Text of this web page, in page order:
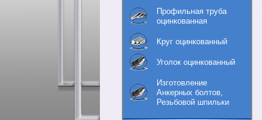
Профильная труба
оцинкованная
Круг оцинкованный
Уголок оцинкованный
Изготовление
Анкерных болтов,
Резьбовой шпильки